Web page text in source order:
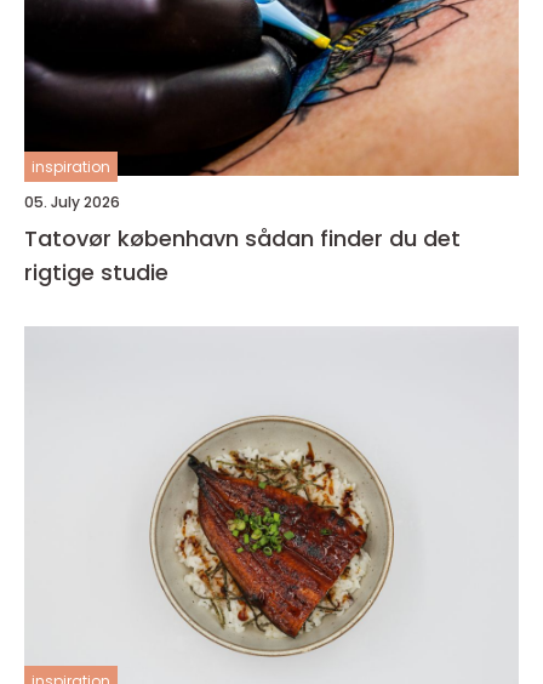
inspiration
05. July 2026
Tatovør københavn sådan finder du det
rigtige studie